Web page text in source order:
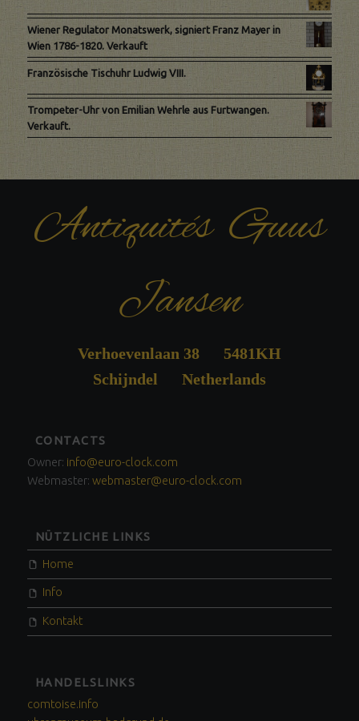
Wiener Regulator Monatswerk, signiert Franz Mayer in
Wien 1786-1820. Verkauft
Französische Tischuhr Ludwig VIII.
Trompeter-Uhr von Emilian Wehrle aus Furtwangen.
Verkauft.
Antiquités Guus
Jansen
Verhoevenlaan 38 5481KH
Schijndel Netherlands
FOOTER
SIDEBAR
CONTACTS
Owner: info@euro-clock.com
Webmaster: webmaster@euro-clock.com
NÜTZLICHE LINKS
Home
Info
Kontakt
HANDELSLINKS
comtoise.info